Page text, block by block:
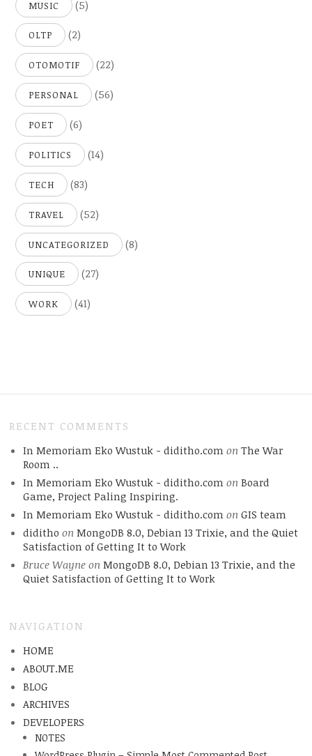
MUSIC (5)
OLTP (2)
OTOMOTIF (22)
PERSONAL (56)
POET (6)
POLITICS (14)
TECH (83)
TRAVEL (52)
UNCATEGORIZED (8)
UNIQUE (27)
WORK (41)
RECENT COMMENTS
In Memoriam Eko Wustuk - diditho.com on The War
Room ..
In Memoriam Eko Wustuk - diditho.com on Board
Game, Project Paling Inspiring.
In Memoriam Eko Wustuk - diditho.com on GIS team
diditho on MongoDB 8.0, Debian 13 Trixie, and the Quiet
Satisfaction of Getting It to Work
Bruce Wayneon MongoDB 8.0, Debian 13 Trixie, and the
Quiet Satisfaction of Getting It to Work
NAVIGATION
HOME
ABOUT.ME
BLOG
ARCHIVES
DEVELOPERS
NOTES